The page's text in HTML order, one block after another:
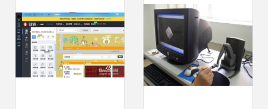
服务的融合